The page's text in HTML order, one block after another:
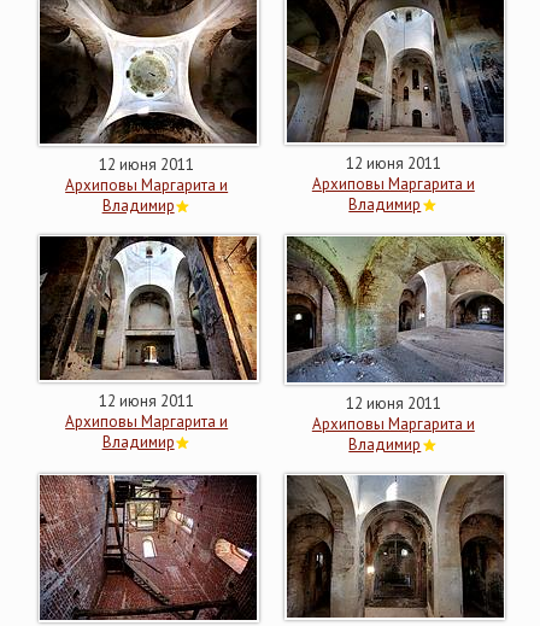
12 июня 2011
Архиповы Маргарита и
Владимир
12 июня 2011
Архиповы Маргарита и
Владимир
12 июня 2011
Архиповы Маргарита и
Владимир
12 июня 2011
Архиповы Маргарита и
Владимир